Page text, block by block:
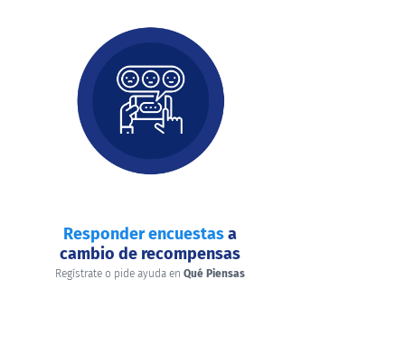
Responder encuestasa
cambio de recompensas
Regístrate o pide ayuda en Qué Piensas